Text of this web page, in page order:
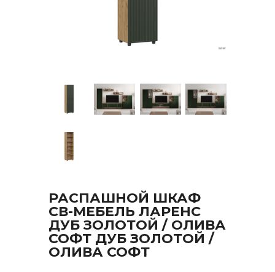
РАСПАШНОЙ ШКАФ
СВ-МЕБЕЛЬ ЛАРЕНС
ДУБ ЗОЛОТОЙ / ОЛИВА
СОФТ ДУБ ЗОЛОТОЙ /
ОЛИВА СОФТ